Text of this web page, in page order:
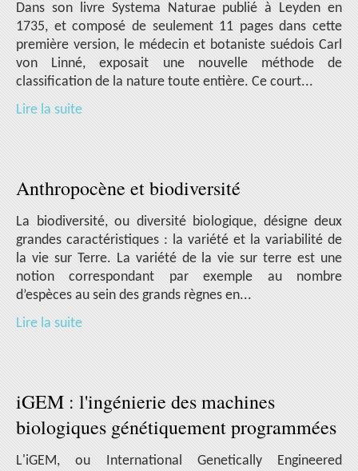
Dans son livre Systema Naturae publié à Leyden en
1735, et composé de seulement 11 pages dans cette
première version, le médecin et botaniste suédois Carl
von Linné, exposait une nouvelle méthode de
classification de la nature toute entière. Ce court...
Lire la suite
Anthropocène et biodiversité
La biodiversité, ou diversité biologique, désigne deux
grandes caractéristiques : la variété et la variabilité de
la vie sur Terre. La variété de la vie sur terre est une
notion correspondant par exemple au nombre
d’espèces au sein des grands règnes en...
Lire la suite
iGEM : l'ingénierie des machines
biologiques génétiquement programmées
L'iGEM, ou International Genetically Engineered